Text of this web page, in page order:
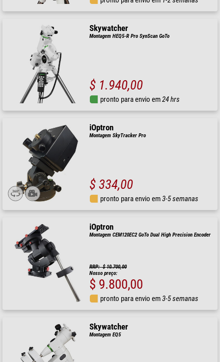
Skywatcher
Montagem HEQ5-R Pro SynScan GoTo
$ 1.940,00
pronto para envio em24 hrs
iOptron
Montagem SkyTracker Pro
$ 334,00
pronto para envio em3-5 semanas
iOptron
Montagem CEM120EC2 GoTo Dual High Precision Encoder
RRP: $ 10.700,00
Nosso preço:
$ 9.800,00
pronto para envio em3-5 semanas
Skywatcher
Montagem EQ5